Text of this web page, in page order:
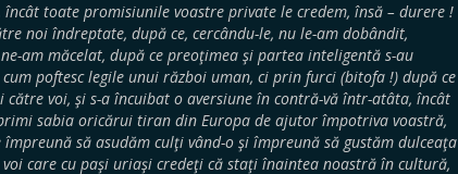
toate promisiunile voastre private le credem, însă – durere !
noi îndreptate, după ce, cercându-le, nu le-am dobândit,
am măcelat, după ce preoţimea şi partea inteligentă s-au
poftesc legile unui război uman, ci prin furci (bitofa !) după ce
voi, şi s-a încuibat o aversiune în contră-vă într-atâta, încât
sabia oricărui tiran din Europa de ajutor împotriva voastră,
să asudăm culţi vând-o şi împreună să gustăm dulceaţa
care cu paşi uriaşi credeţi că staţi înaintea noastră în cultură,